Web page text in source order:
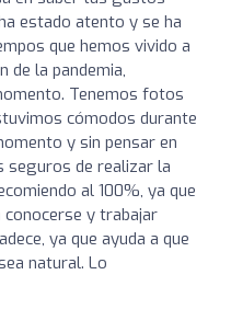
estado atento y se ha
que hemos vivido a
de la pandemia,
Tenemos fotos
cómodos durante
y sin pensar en
de realizar la
al 100%, ya que
conocerse y trabajar
ya que ayuda a que
natural. Lo